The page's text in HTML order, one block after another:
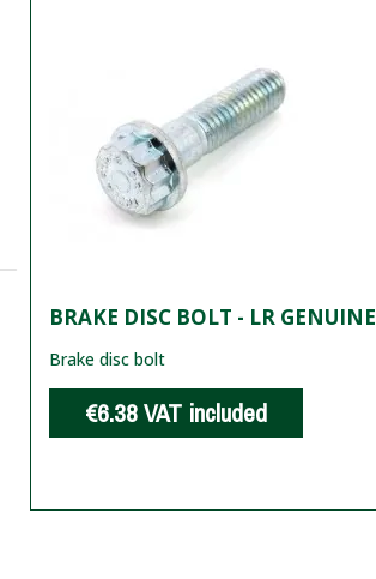
BRAKE DISC BOLT - LR GENUINE
Brake disc bolt
€6.38VAT included